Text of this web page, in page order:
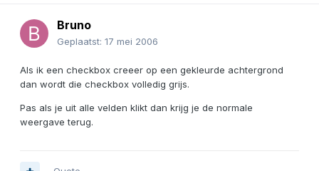
Bruno
Geplaatst: 17 mei 2006
Als ik een checkbox creeer op een gekleurde achtergrond
dan wordt die checkbox volledig grijs.
Pas als je uit alle velden klikt dan krijg je de normale
weergave terug.